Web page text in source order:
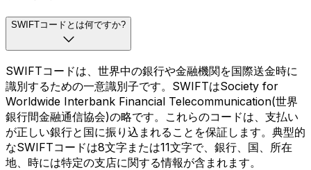
SWIFTコードとは何ですか?
SWIFTコードは、世界中の銀行や金融機関を国際送金時に
識別するための一意識別子です。SWIFTはSociety for
Worldwide Interbank Financial Telecommunication(世界
銀行間金融通信協会)の略です。これらのコードは、支払い
が正しい銀行と国に振り込まれることを保証します。典型的
なSWIFTコードは8文字または11文字で、銀行、国、所在
地、時には特定の支店に関する情報が含まれます。